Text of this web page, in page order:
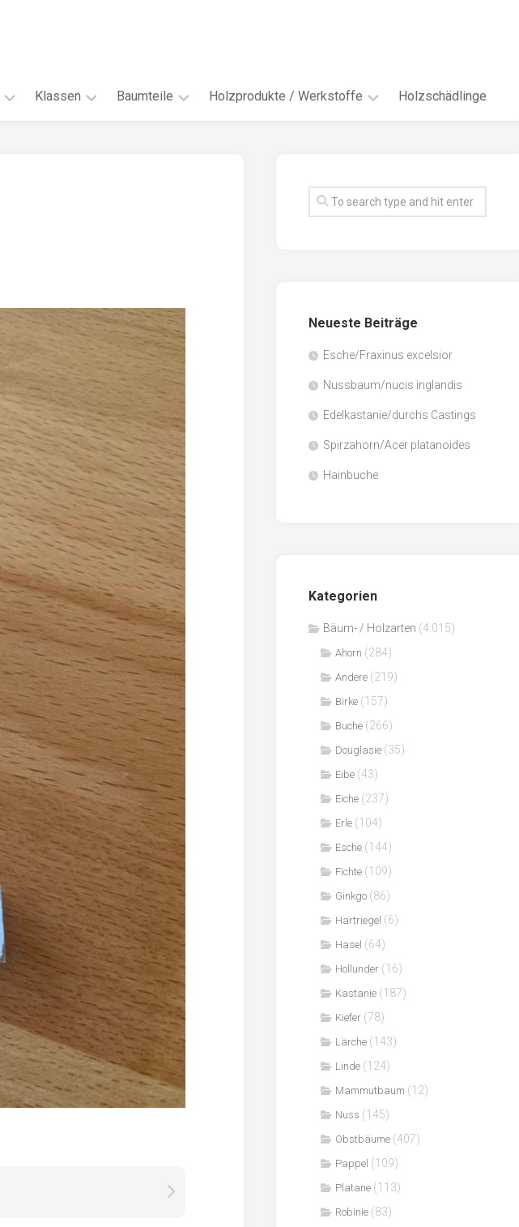
Klassen
18AH
19AF
19AH
19BH
20AF
20AH
20BH
Admin
Baumteile
Knospen
Habitus
Holzprodukte / Werkstoffe
Faserwerkstoffe
Sägenebenprodukte
Holzschädlinge
Neueste Beiträge
Esche/Fraxinus excelsior
Nussbaum/nucis inglandis
Edelkastanie/durchs Castings
Spirzahorn/Acer platanoides
Hainbuche
Kategorien
Bäum- / Holzarten (4.015)
Ahorn (284)
Andere (219)
Birke (157)
Buche (266)
Douglasie (35)
Eibe (43)
Eiche (237)
Erle (104)
Esche (144)
Fichte (109)
Ginkgo (86)
Hartriegel (6)
Hasel (64)
Hollunder (16)
Kastanie (187)
Kiefer (78)
Lärche (143)
Linde (124)
Mammutbaum (12)
Nuss (145)
Obstbäume (407)
Pappel (109)
Platane (113)
Robinie (83)